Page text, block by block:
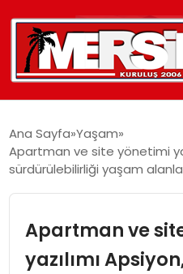
YAŞAM
SAĞLIK
Ana Sayfa Yaşam
Apartman ve site yönetimi
sürdürülebilirliği yaşam
Apartman ve
yazılımı